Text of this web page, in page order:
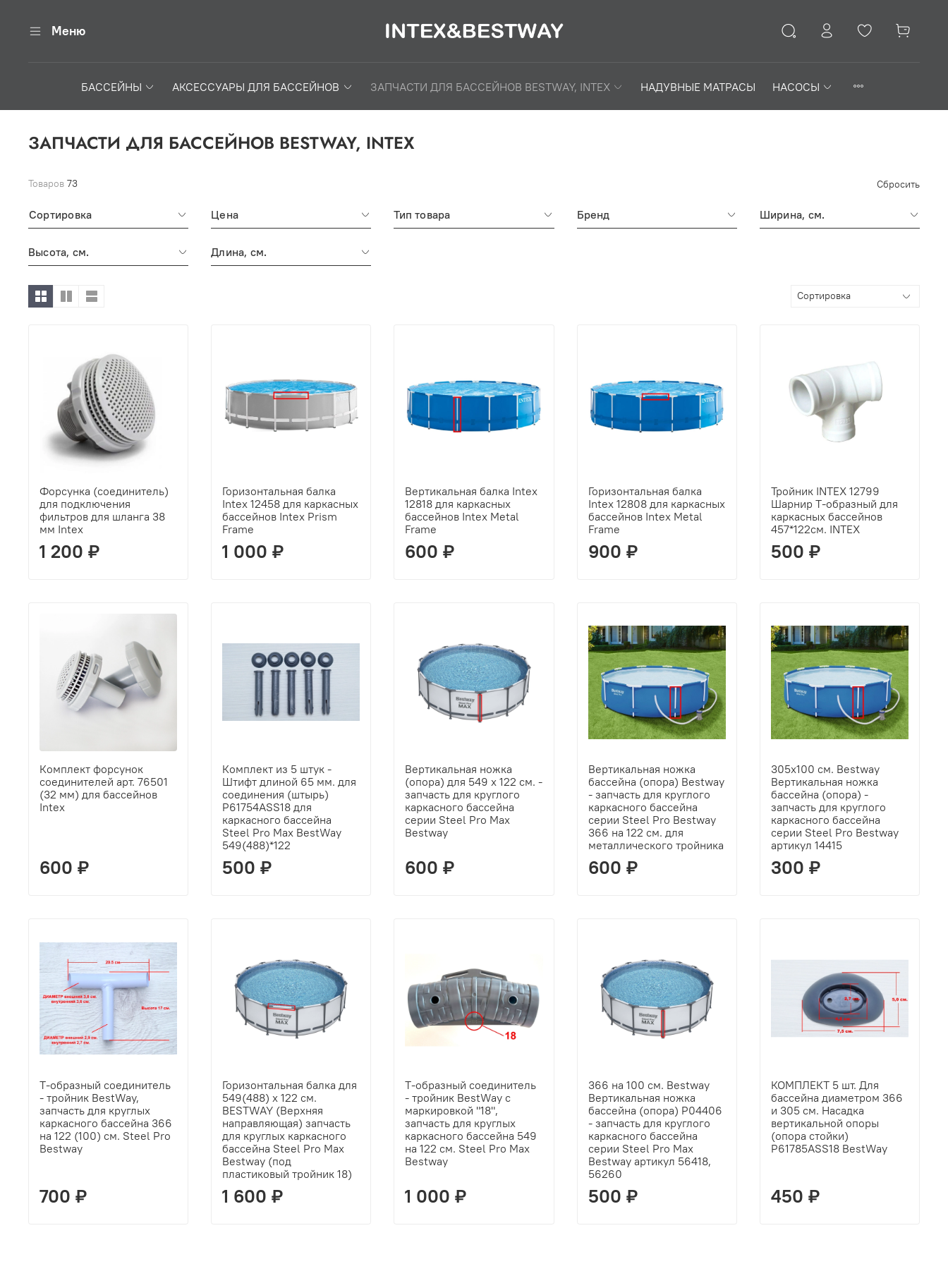
Меню
БАССЕЙНЫ АКСЕССУАРЫ ДЛЯ БАССЕЙНОВ ЗАПЧАСТИ ДЛЯ БАССЕЙНОВ BESTWAY, INTEX НАДУВНЫЕ МАТРАСЫ НАСОСЫ
ЗАПЧАСТИ ДЛЯ БАССЕЙНОВ BESTWAY, INTEX
Товаров 73 Сбросить
Сортировка Цена Тип товара Бренд Ширина, см.
Высота, см. Длина, см.
Форсунка (соединитель)
для подключения
фильтров для шланга 38
мм Intex
1 200 ₽
Горизонтальная балка
Intex 12458 для каркасных
бассейнов Intex Prism
Frame
1 000 ₽
Вертикальная балка Intex
12818 для каркасных
бассейнов Intex Metal
Frame
600 ₽
Горизонтальная балка
Intex 12808 для каркасных
бассейнов Intex Metal
Frame
900 ₽
Тройник INTEX 12799
Шарнир Т-образный для
каркасных бассейнов
457*122см. INTEX
500 ₽
Комплект форсунок
соединителей арт. 76501
(32 мм) для бассейнов
Intex
600 ₽
Комплект из 5 штук -
Штифт длиной 65 мм. для
соединения (штырь)
P61754ASS18 для
каркасного бассейна
Steel Pro Max BestWay
549(488)*122
500 ₽
Вертикальная ножка
(опора) для 549 х 122 см. -
запчасть для круглого
каркасного бассейна
серии Steel Pro Max
Bestway
600 ₽
Вертикальная ножка
бассейна (опора) Bestway
- запчасть для круглого
каркасного бассейна
серии Steel Pro Bestway
366 на 122 см. для
металлического тройника
600 ₽
305х100 см. Bestway
Вертикальная ножка
бассейна (опора) -
запчасть для круглого
каркасного бассейна
серии Steel Pro Bestway
артикул 14415
300 ₽
Т-образный соединитель
- тройник BestWay,
запчасть для круглых
каркасного бассейна 366
на 122 (100) см. Steel Pro
Bestway
700 ₽
Горизонтальная балка для
549(488) х 122 см.
BESTWAY (Верхняя
направляющая) запчасть
для круглых каркасного
бассейна Steel Pro Max
Bestway (под
пластиковый тройник 18)
1 600 ₽
Т-образный соединитель
- тройник BestWay с
маркировкой "18",
запчасть для круглых
каркасного бассейна 549
на 122 см. Steel Pro Max
Bestway
1 000 ₽
366 на 100 см. Bestway
Вертикальная ножка
бассейна (опора) P04406
- запчасть для круглого
каркасного бассейна
серии Steel Pro Max
Bestway артикул 56418,
56260
500 ₽
КОМПЛЕКТ 5 шт. Для
бассейна диаметром 366
и 305 см. Насадка
вертикальной опоры
(опора стойки)
P61785ASS18 BestWay
450 ₽